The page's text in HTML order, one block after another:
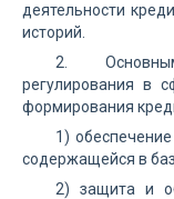
деятельности
историй.
2.
регулирования в
формирования
1)
содержащейся в
2) защита и